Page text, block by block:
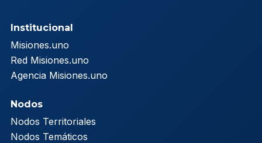
Institucional
Misiones.uno
Red Misiones.uno
Agencia Misiones.uno
Nodos
Nodos Territoriales
Nodos Temáticos